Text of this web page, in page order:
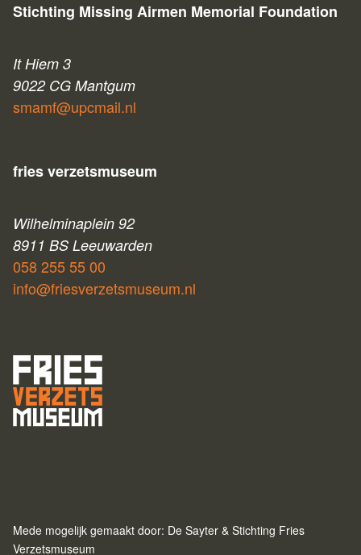
Stichting Missing Airmen Memorial Foundation
It Hiem 3
9022 CG Mantgum
smamf@upcmail.nl
fries verzetsmuseum
Wilhelminaplein 92
8911 BS Leeuwarden
058 255 55 00
info@friesverzetsmuseum.nl
Mede mogelijk gemaakt door: De Sayter & Stichting Fries
Verzetsmuseum